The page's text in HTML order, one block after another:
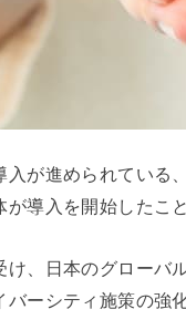
が進められている
が導入を開始したこ
け、日本のグローバ
ーシティ施策の強